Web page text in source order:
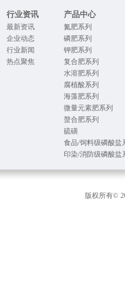
行业资讯
最新资讯
企业动态
行业新闻
热点聚焦
产品中心
氮肥系列
磷肥系列
钾肥系列
复合肥系列
水溶肥系列
腐植酸系列
海藻肥系列
微量元素肥系列
螯合肥系列
硫磺
食品/饲料级磷酸盐
印染/消防级磷酸盐
版权所有©